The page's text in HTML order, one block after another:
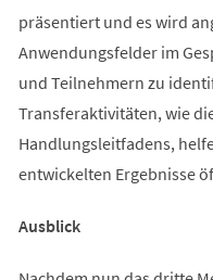
präsentiert und es wird
Anwendungsfelder im
und Teilnehmern zu
Transferaktivitäten, wie
Handlungsleitfadens,
entwickelten Ergebnisse
Ausblick